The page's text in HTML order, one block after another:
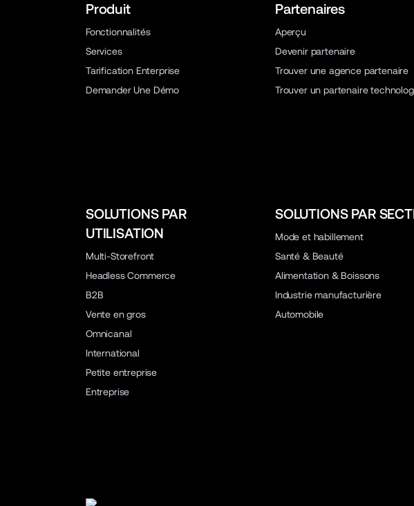
Produit
Fonctionnalités
Services
Tarification Enterprise
Demander Une Démo
Partenaires
Aperçu
Devenir partenaire
Trouver une agence partenaire
Trouver un partenaire
SOLUTIONS PAR
UTILISATION
Multi-Storefront
Headless Commerce
B2B
Vente en gros
Omnicanal
International
Petite entreprise
Entreprise
SOLUTIONS PAR
Mode et habillement
Santé & Beauté
Alimentation & Boissons
Industrie manufacturière
Automobile